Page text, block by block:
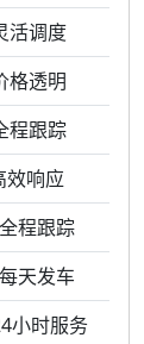
活调度
格透明
程跟踪
效响应
程跟踪
天发车
小时服务